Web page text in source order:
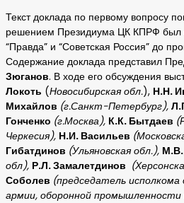
Текст доклада по первому вопросу
решением Президиума ЦК КПРФ был
“Правда” и “Советская Россия” до
Содержание доклада представил
Зюганов. В ходе его обсуждения
Локоть (Новосибирская обл.), Н.Н.
Михайлов (г.Санкт-Петербург),
Гонченко (г.Москва), К.К. Бытдаев
Черкесия), Н.И. Васильев
Гибатдинов (Ульяновская обл.),
обл), Р.Л. Замалетдинов
Соболев (председатель исполкома
армии, оборонной промышленности